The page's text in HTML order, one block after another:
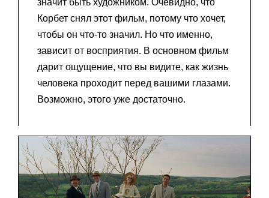
значит быть художником. Очевидно, что
Корбет снял этот фильм, потому что хочет,
чтобы он что-то значил. Но что именно,
зависит от восприятия. В основном фильм
дарит ощущение, что вы видите, как жизнь
человека проходит перед вашими глазами.
Возможно, этого уже достаточно.